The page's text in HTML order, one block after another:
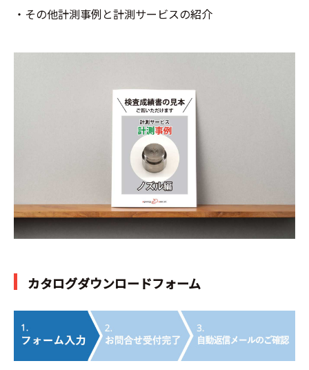
・その他計測事例と計測サービスの紹介
カタログダウンロードフォーム